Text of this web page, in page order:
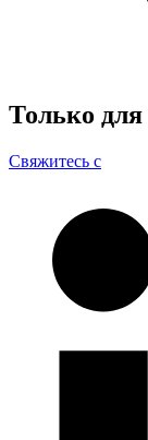
Только для
Свяжитесь с